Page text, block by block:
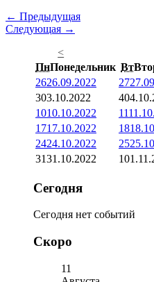
← Предыдущая
Следующая →
<
ПнПонедельник Вт
2626.09.2022 27
303.10.2022 4
1010.10.2022 11
1717.10.2022 18
2424.10.2022 25
3131.10.2022 1
Сегодня
Сегодня нет событий
Скоро
11